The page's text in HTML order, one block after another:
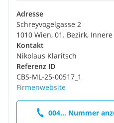
Adresse
Schreyvogelgasse 2
1010 Wien, 01. Bezirk,
Kontakt
Nikolaus Klaritsch
Referenz ID
CBS-ML-25-00517_1
Firmenwebsite
004... Nummer